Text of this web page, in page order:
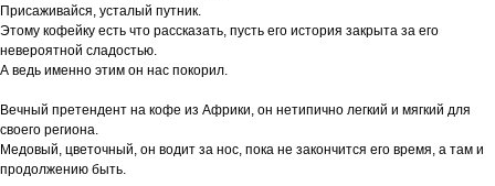
Присаживайся, усталый путник.
Этому кофейку есть что рассказать, пусть его история закрыта за его
невероятной сладостью.
А ведь именно этим он нас покорил.
Вечный претендент на кофе из Африки, он нетипично легкий и мягкий для
своего региона.
Медовый, цветочный, он водит за нос, пока не закончится его время, а там и
продолжению быть.